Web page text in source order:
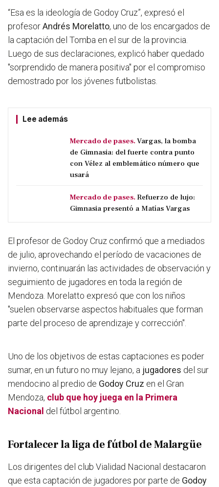
“Esa es la ideología de Godoy Cruz”, expresó el
profesorAndrés Morelatto, uno de los encargados de
la captación del Tomba en el sur de la provincia.
Luego de sus declaraciones, explicó haber quedado
"sorprendido de manera positiva" por el compromiso
demostrado por los jóvenes futbolistas.
Lee además
Mercado de pases.Vargas, la bomba
de Gimnasia: del fuerte contra punto
con Vélez al emblemático número que
usará
Mercado de pases. Refuerzo de lujo:
Gimnasia presentó a Matías Vargas
El profesor de Godoy Cruz confirmó que a mediados
de julio, aprovechando el período de vacaciones de
invierno, continuarán las actividades de observación y
seguimiento de jugadores en toda la región de
Mendoza . Morelatto expresó que con los niños
"suelen observarse aspectos habituales que forman
parte del proceso de aprendizaje y corrección".
Uno de los objetivos de estas captaciones es poder
sumar, en un futuro no muy lejano, a jugadores del sur
mendocino al predio de Godoy Cruz en el Gran
Mendoza, club que hoy juega en la Primera
Nacional del fútbol argentino.
Fortalecer la liga de fútbol de Malargüe
Los dirigentes del club Vialidad Nacional destacaron
que esta captación de jugadores por parte de Godoy